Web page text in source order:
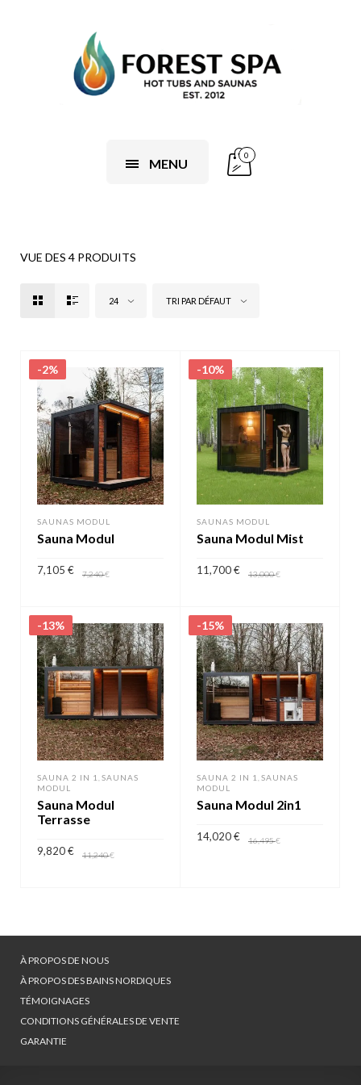
MENU
0
VUE DES 4 PRODUITS
24 TRI PAR DÉFAUT
-2%
SAUNAS MODUL
Sauna Modul
7,240€
7,105 €
-10%
SAUNAS MODUL
Sauna Modul Mist
13,000€
11,700€
-13%
SAUNA 2 IN 1 ,SAUNAS
MODUL
Sauna Modul
Terrasse
11,240€
9,820€
-15%
SAUNA 2 IN 1 ,SAUNAS
MODUL
Sauna Modul 2in1
16,495€
14,020€
À PROPOS DE NOUS
À PROPOS DES BAINS NORDIQUES
TÉMOIGNAGES
CONDITIONS GÉNÉRALES DE VENTE
GARANTIE